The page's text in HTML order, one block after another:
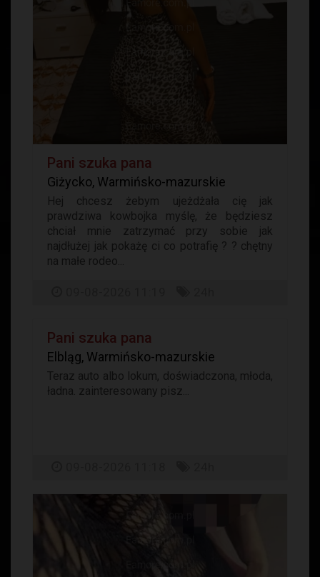
Pani szuka pana
Giżycko, Warmińsko-mazurskie
Hej chcesz żebym ujeżdżała cię jak
prawdziwa kowbojka myślę, że będziesz
chciał mnie zatrzymać przy sobie jak
najdłużej jak pokażę ci co potrafię ? ? chętny
na małe rodeo...
Pani szuka pana
Elbląg, Warmińsko-mazurskie
Teraz auto albo lokum, doświadczona, młoda,
ładna. zainteresowany pisz...